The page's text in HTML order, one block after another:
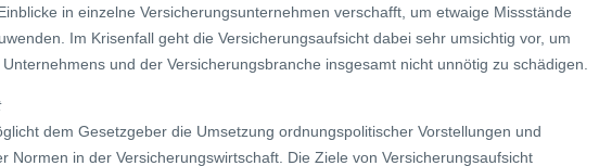
in einzelne Versicherungsunternehmen verschafft, um etwaige Missstände
Im Krisenfall geht die Versicherungsaufsicht dabei sehr umsichtig vor, um
und der Versicherungsbranche insgesamt nicht unnötig zu schädigen.
dem Gesetzgeber die Umsetzung ordnungspolitischer Vorstellungen und
Normen in der Versicherungswirtschaft. Die Ziele von Versicherungsaufsicht